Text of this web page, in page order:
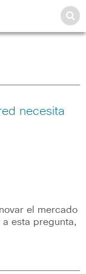
necesita
el mercado
esta pregunta,